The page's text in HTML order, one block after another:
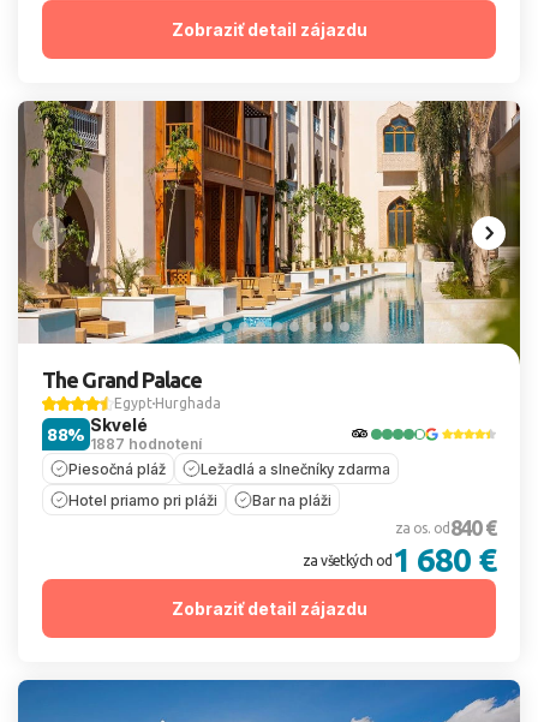
Zobraziť detail zájazdu
The Grand Palace
Egypt Hurghada
Skvelé
1887 hodnotení
88%
Piesočná pláž
Ležadlá a slnečníky zdarma
Hotel priamo pri pláži
Bar na pláži
za os. od 840 €
za všetkých od 1 680 €
Zobraziť detail zájazdu